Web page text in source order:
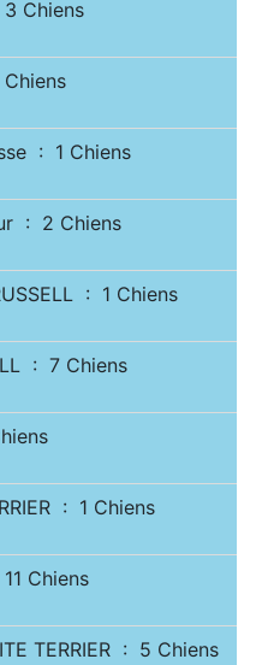
3 Chiens
Chiens
: 1 Chiens
: 2 Chiens
: 1 Chiens
: 7 Chiens
: 1 Chiens
Chiens
TERRIER : 5 Chiens